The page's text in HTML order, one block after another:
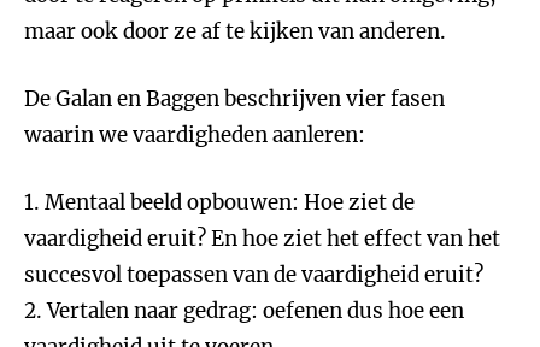
maar ook door ze af te kijken van anderen.
De Galan en Baggen beschrijven vier fasen
waarin we vaardigheden aanleren:
1. Mentaal beeld opbouwen: Hoe ziet de
vaardigheid eruit? En hoe ziet het effect van het
succesvol toepassen van de vaardigheid eruit?
2. Vertalen naar gedrag: oefenen dus hoe een